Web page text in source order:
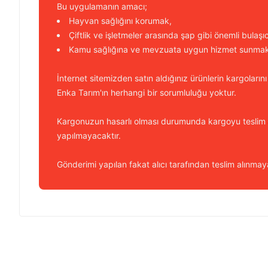
Bu uygulamanın amacı;
Hayvan sağlığını korumak,
Çiftlik ve işletmeler arasında şap gibi önemli
Kamu sağlığına ve mevzuata uygun hizmet
İnternet sitemizden satın aldığınız ürünlerin
Enka Tarım'ın herhangi bir sorumluluğu yoktur.
Kargonuzun hasarlı olması durumunda kargoyu teslim
yapılmayacaktır.
Gönderimi yapılan fakat alıcı tarafından teslim